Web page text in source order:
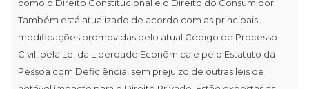
como o Direito Constitucional e o Direito do Consumidor.
Também está atualizado de acordo com as principais
modificações promovidas pelo atual Código de Processo
Civil, pela Lei da Liberdade Econômica e pelo Estatuto da
Pessoa com Deficiência, sem prejuízo de outras leis de